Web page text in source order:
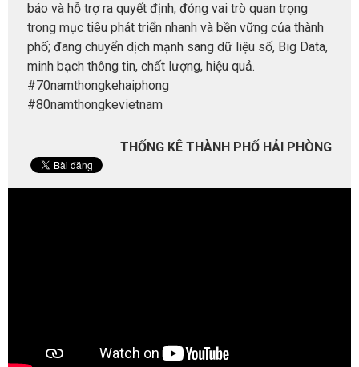
báo và hỗ trợ ra quyết định, đóng vai trò quan trọng
trong mục tiêu phát triển nhanh và bền vững của thành
phố; đang chuyển dịch mạnh sang dữ liệu số, Big Data,
minh bạch thông tin, chất lượng, hiệu quả.
#70namthongkehaiphong
#80namthongkevietnam
THỐNG KÊ THÀNH PHỐ HẢI PHÒNG